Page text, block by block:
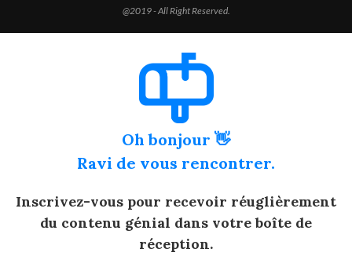
@2019 - All Right Reserved.
Oh bonjour 👋
Ravi de vous rencontrer.
Inscrivez-vous pour recevoir réuglièrement
du contenu génial dans votre boîte de
réception.